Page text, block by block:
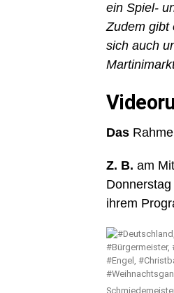
ein Spiel-
Zudem gibt
sich auch
Das
Z. B. am
ihrem